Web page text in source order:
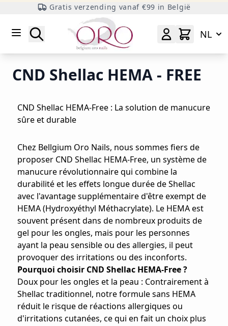
Gratis verzending vanaf €99 in België
Zoeken
NL
CND Shellac HEMA - FREE
CND Shellac HEMA-Free : La solution de manucure
sûre et durable
Chez Bellgium Oro Nails, nous sommes fiers de
proposer CND Shellac HEMA-Free, un système de
manucure révolutionnaire qui combine la
durabilité et les effets longue durée de Shellac
avec l'avantage supplémentaire d'être exempt de
HEMA (Hydroxyéthyl Méthacrylate). Le HEMA est
souvent présent dans de nombreux produits de
gel pour les ongles, mais pour les personnes
ayant la peau sensible ou des allergies, il peut
provoquer des irritations ou des inconforts.
Pourquoi choisir CND Shellac HEMA-Free ?
Doux pour les ongles et la peau : Contrairement à
Shellac traditionnel, notre formule sans HEMA
réduit le risque de réactions allergiques ou
d'irritations cutanées, ce qui en fait un choix plus